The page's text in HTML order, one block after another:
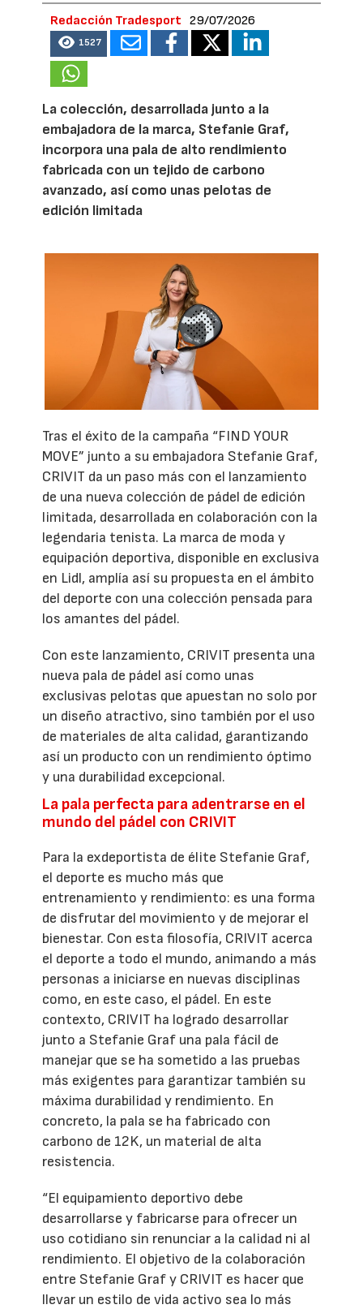
Redacción Tradesport 29/07/2026
1527
La colección, desarrollada junto a la
embajadora de la marca, Stefanie Graf,
incorpora una pala de alto rendimiento
fabricada con un tejido de carbono
avanzado, así como unas pelotas de
edición limitada
Tras el éxito de la campaña “FIND YOUR
MOVE” junto a su embajadora Stefanie Graf,
CRIVIT da un paso más con el lanzamiento
de una nueva colección de pádel de edición
limitada, desarrollada en colaboración con la
legendaria tenista. La marca de moda y
equipación deportiva, disponible en exclusiva
en Lidl, amplía así su propuesta en el ámbito
del deporte con una colección pensada para
los amantes del pádel.
Con este lanzamiento, CRIVIT presenta una
nueva pala de pádel así como unas
exclusivas pelotas que apuestan no solo por
un diseño atractivo, sino también por el uso
de materiales de alta calidad, garantizando
así un producto con un rendimiento óptimo
y una durabilidad excepcional.
La pala perfecta para adentrarse en el
mundo del pádel con CRIVIT
Para la exdeportista de élite Stefanie Graf,
el deporte es mucho más que
entrenamiento y rendimiento: es una forma
de disfrutar del movimiento y de mejorar el
bienestar. Con esta filosofía, CRIVIT acerca
el deporte a todo el mundo, animando a más
personas a iniciarse en nuevas disciplinas
como, en este caso, el pádel. En este
contexto, CRIVIT ha logrado desarrollar
junto a Stefanie Graf una pala fácil de
manejar que se ha sometido a las pruebas
más exigentes para garantizar también su
máxima durabilidad y rendimiento. En
concreto, la pala se ha fabricado con
carbono de 12K, un material de alta
resistencia.
“El equipamiento deportivo debe
desarrollarse y fabricarse para ofrecer un
uso cotidiano sin renunciar a la calidad ni al
rendimiento. El objetivo de la colaboración
entre Stefanie Graf y CRIVIT es hacer que
llevar un estilo de vida activo sea lo más